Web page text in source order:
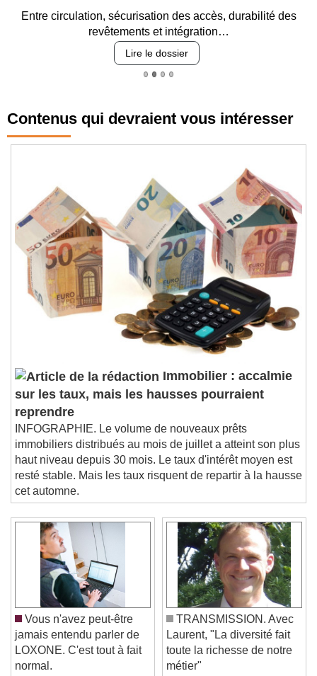
Entre circulation, sécurisation des accès, durabilité des
revêtements et intégration…
Lire le dossier
Contenus qui devraient vous intéresser
Immobilier : accalmie
sur les taux, mais les hausses pourraient
reprendre
INFOGRAPHIE. Le volume de nouveaux prêts
immobiliers distribués au mois de juillet a atteint son plus
haut niveau depuis 30 mois. Le taux d'intérêt moyen est
resté stable. Mais les taux risquent de repartir à la hausse
cet automne.
Vous n'avez peut-être
jamais entendu parler de
LOXONE. C'est tout à fait
normal.
TRANSMISSION. Avec
Laurent, "La diversité fait
toute la richesse de notre
métier"